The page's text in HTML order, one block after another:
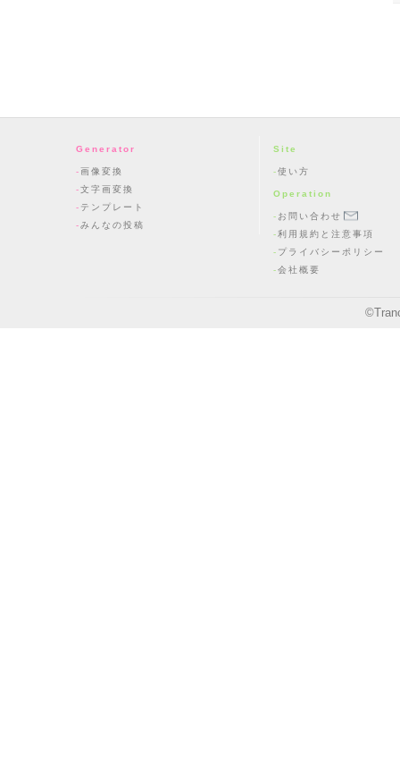
Generator
画像変換
文字画変換
テンプレート
みんなの投稿
Site
使い方
Operation
お問い合わせ
利用規約と注意事項
プライバシーポリシー
会社概要
©